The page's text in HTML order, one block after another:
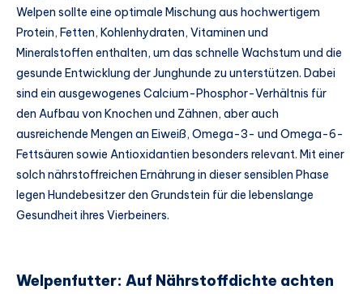
Welpen sollte eine optimale Mischung aus hochwertigem
Protein, Fetten, Kohlenhydraten, Vitaminen und
Mineralstoffen enthalten, um das schnelle Wachstum und die
gesunde Entwicklung der Junghunde zu unterstützen. Dabei
sind ein ausgewogenes Calcium-Phosphor-Verhältnis für
den Aufbau von Knochen und Zähnen, aber auch
ausreichende Mengen an Eiweiß, Omega-3- und Omega-6-
Fettsäuren sowie Antioxidantien besonders relevant. Mit einer
solch nährstoffreichen Ernährung in dieser sensiblen Phase
legen Hundebesitzer den Grundstein für die lebenslange
Gesundheit ihres Vierbeiners.
Welpenfutter: Auf Nährstoffdichte achten